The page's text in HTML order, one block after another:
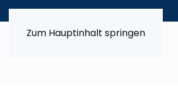
Zum Hauptinhalt springen